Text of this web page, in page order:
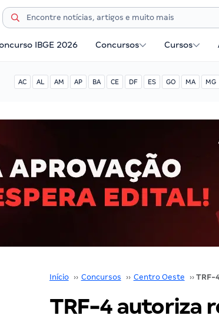
IBGE 2026 Concursos Cursos
AC AL AM AP BA CE DF ES GO MA MG
Início ›› Concursos ›› Centro Oeste ››
TRF-4 autoriza